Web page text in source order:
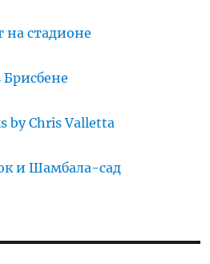
на стадионе
by Chris Valletta
и Шамбала-сад